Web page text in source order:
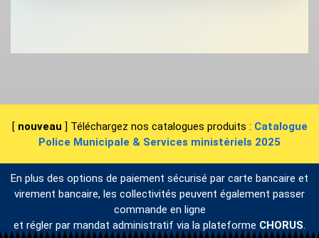
[ nouveau ] Téléchargez nos catalogues produits : Catalogue
Police Municipale & Services ministériels 2025
En plus des options de paiement sécurisé par carte bancaire et
virement bancaire, les collectivités peuvent également passer
commande en ligne
et régler par mandat administratif via la plateforme CHORUS.